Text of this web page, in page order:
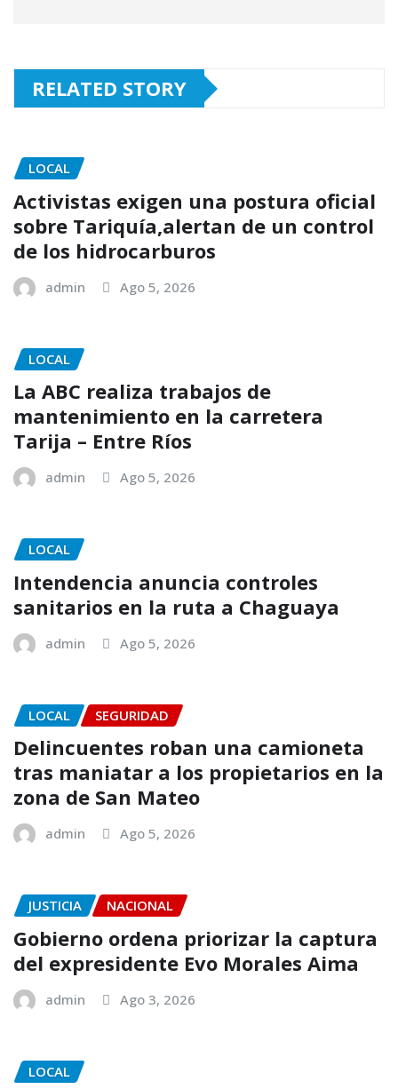
RELATED STORY
LOCAL
Activistas exigen una postura oficial
sobre Tariquía,alertan de un control
de los hidrocarburos
admin Ago 5, 2026
LOCAL
La ABC realiza trabajos de
mantenimiento en la carretera
Tarija – Entre Ríos
admin Ago 5, 2026
LOCAL
Intendencia anuncia controles
sanitarios en la ruta a Chaguaya
admin Ago 5, 2026
LOCAL SEGURIDAD
Delincuentes roban una camioneta
tras maniatar a los propietarios en la
zona de San Mateo
admin Ago 5, 2026
JUSTICIA NACIONAL
Gobierno ordena priorizar la captura
del expresidente Evo Morales Aima
admin Ago 3, 2026
LOCAL